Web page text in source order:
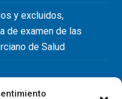
y excluidos,
de examen de las
de Salud